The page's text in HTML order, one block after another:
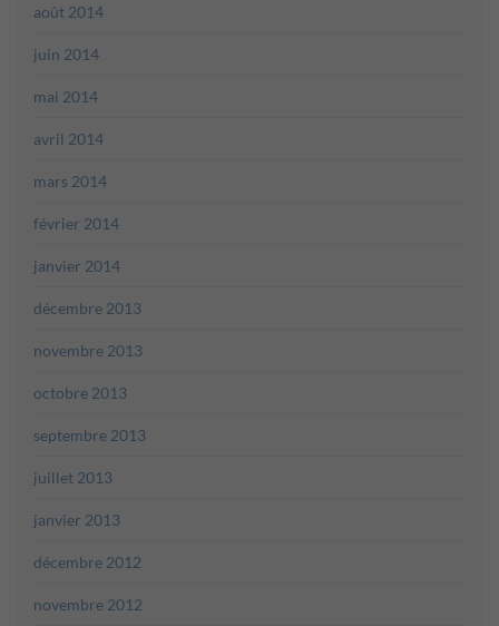
août 2014
juin 2014
mai 2014
avril 2014
mars 2014
février 2014
janvier 2014
décembre 2013
novembre 2013
octobre 2013
septembre 2013
juillet 2013
janvier 2013
décembre 2012
novembre 2012